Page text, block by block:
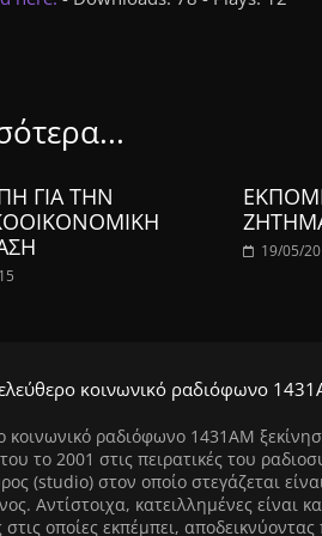
ΓΙΑ ΤΗΝ
19/05/
ελεύθερο κοινωνικό ραδιόφωνο
κοινωνικό ραδιόφωνο 1431AM
το 2001 στις πειρατικές του
(studio) στον οποίο στεγάζεται
Αντίστοιχα, κατειλλημένες είναι
οποίες εκπέμπει,